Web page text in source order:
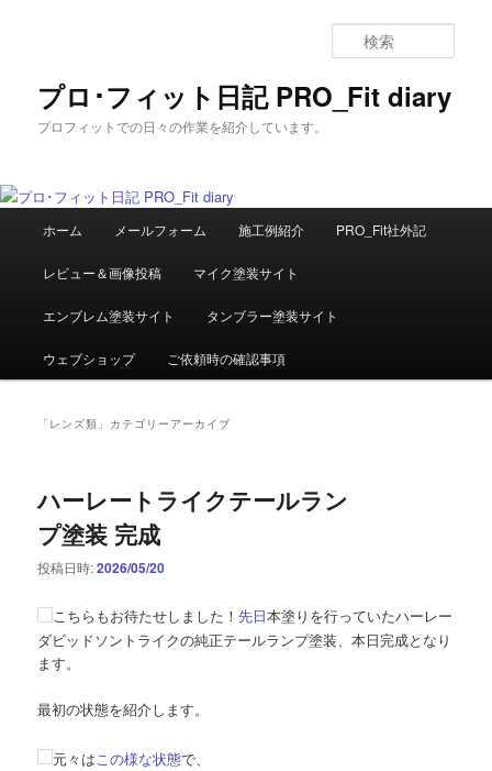
へ
移
プロ･フィット日記 PRO_Fit diary
プロフィットでの日々の作業を紹介しています。
索
ホーム メールフォーム 施工例紹介 PRO_Fit社外記
レビュー＆画像投稿 マイク塗装サイト
エンブレム塗装サイト タンブラー塗装サイト
ウェブショップ ご依頼時の確認事項
「 レンズ類 」カテゴリーアーカイブ
ハーレートライクテールラン
プ塗装 完成
投稿日時:2026/05/20
こちらもお待たせしました！先日本塗りを行っていたハーレー
ダビッドソントライクの純正テールランプ塗装、本日完成となり
ます。
最初の状態を紹介します。
元々はこの様な状態で、